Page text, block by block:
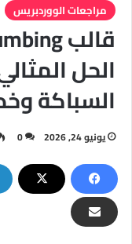
مراجعات الووردبريس
الحل
السباكة
يونيو 24, 2026 0